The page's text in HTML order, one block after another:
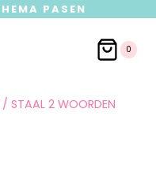
PASEN
0
/ STAAL 2 WOORDEN